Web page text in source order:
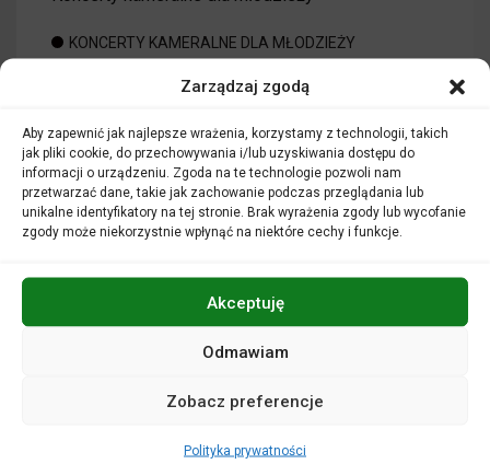
Zarządzaj zgodą
Aby zapewnić jak najlepsze wrażenia, korzystamy z technologii, takich
jak pliki cookie, do przechowywania i/lub uzyskiwania dostępu do
informacji o urządzeniu. Zgoda na te technologie pozwoli nam
przetwarzać dane, takie jak zachowanie podczas przeglądania lub
unikalne identyfikatory na tej stronie. Brak wyrażenia zgody lub wycofanie
zgody może niekorzystnie wpłynąć na niektóre cechy i funkcje.
Akceptuję
Odmawiam
Zobacz preferencje
Polityka prywatności
KONCERTY KAMERALNE DLA MŁODZIEŻY
Podróże